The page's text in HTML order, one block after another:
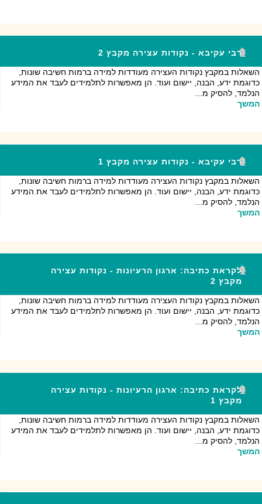
רבי עקיבא - נקודות עצירה מקבץ 2
השאלות במקבץ נקודות העצירה מעודדות למידה ברמות חשיבה שונות,
כדוגמת ידע, הבנה, יישום ועוד. הן מאפשרות לתלמידים לעבד את המידע
הנלמד, להסיק מ...
המשך
רבי עקיבא - נקודות עצירה מקבץ 1
השאלות במקבץ נקודות העצירה מעודדות למידה ברמות חשיבה שונות,
כדוגמת ידע, הבנה, יישום ועוד. הן מאפשרות לתלמידים לעבד את המידע
הנלמד, להסיק מ...
המשך
לקראת כתיבה: ארגון הרעיונות - נקודות עצירה
מקבץ 2
השאלות במקבץ נקודות העצירה מעודדות למידה ברמות חשיבה שונות,
כדוגמת ידע, הבנה, יישום ועוד. הן מאפשרות לתלמידים לעבד את המידע
הנלמד, להסיק מ...
המשך
לקראת כתיבה: ארגון הרעיונות - נקודות עצירה
מקבץ 1
השאלות במקבץ נקודות העצירה מעודדות למידה ברמות חשיבה שונות,
כדוגמת ידע, הבנה, יישום ועוד. הן מאפשרות לתלמידים לעבד את המידע
הנלמד, להסיק מ...
המשך